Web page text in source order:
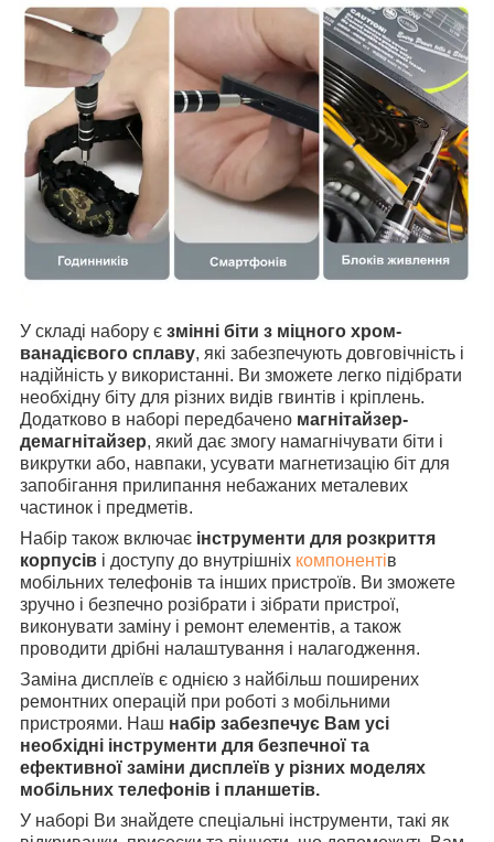
У складі набору є змінні біти з міцного хром-
ванадієвого сплаву, які забезпечують довговічність і
надійність у використанні. Ви зможете легко підібрати
необхідну біту для різних видів гвинтів і кріплень.
Додатково в наборі передбачено магнітайзер-
демагнітайзер, який дає змогу намагнічувати біти і
викрутки або, навпаки, усувати магнетизацію біт для
запобігання прилипання небажаних металевих
частинок і предметів.
Набір також включає інструменти для розкриття
корпусів і доступу до внутрішніх компонентів
мобільних телефонів та інших пристроїв. Ви зможете
зручно і безпечно розібрати і зібрати пристрої,
виконувати заміну і ремонт елементів, а також
проводити дрібні налаштування і налагодження.
Заміна дисплеїв є однією з найбільш поширених
ремонтних операцій при роботі з мобільними
пристроями. Наш набір забезпечує Вам усі
необхідні інструменти для безпечної та
ефективної заміни дисплеїв у різних моделях
мобільних телефонів і планшетів.
У наборі Ви знайдете спеціальні інструменти, такі як